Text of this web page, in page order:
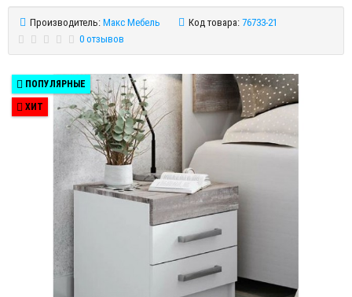
Производитель: Макс Мебель Код товара: 76733-21
0 отзывов
ПОПУЛЯРНЫЕ
ХИТ